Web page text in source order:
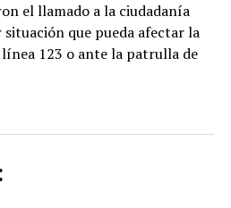
el llamado a la ciudadanía
que pueda afectar la
123 o ante la patrulla de